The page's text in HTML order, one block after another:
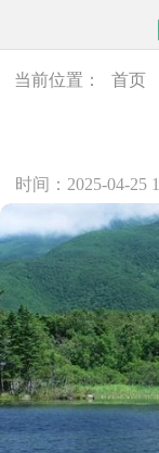
当前位置： 首页
时间：2025-04-25